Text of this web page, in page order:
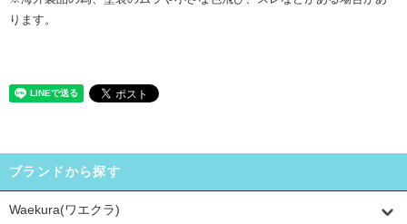
ります。
ブランドから探す
Waekura(ワエクラ)